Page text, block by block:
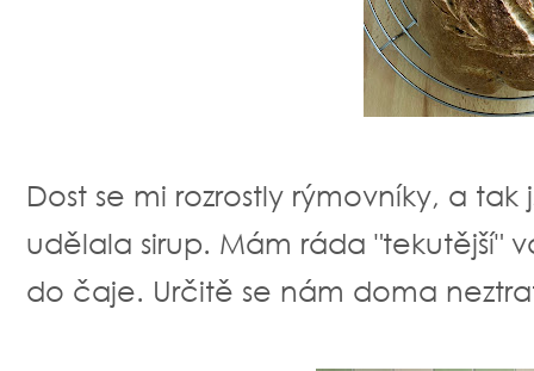
Dost se mi rozrostly rýmovníky, a tak
udělala sirup. Mám ráda "tekutější"
do čaje. Určitě se nám doma